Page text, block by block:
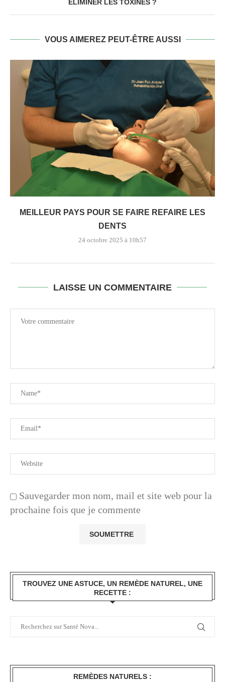
ÉLIMINER LES TOXINES ?
VOUS AIMEREZ PEUT-ÊTRE AUSSI
MEILLEUR PAYS POUR SE FAIRE REFAIRE LES
DENTS
24 octobre 2025 à 10h57
LAISSE UN COMMENTAIRE
Sauvegarder mon nom, mail et site web pour la
prochaine fois que je commente
TROUVEZ UNE ASTUCE, UN REMÈDE NATUREL, UNE
RECETTE :
REMÈDES NATURELS :